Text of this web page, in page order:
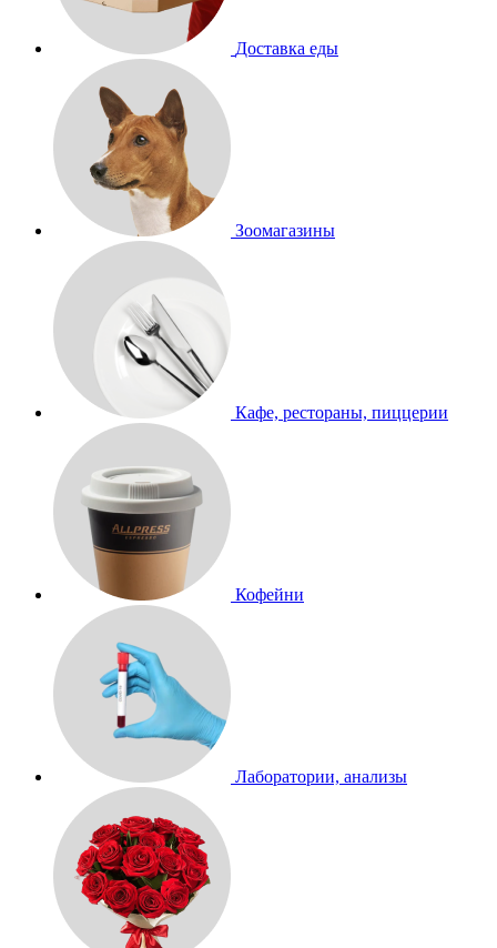
Доставка еды
Зоомагазины
Кафе, рестораны, пиццерии
Кофейни
Лаборатории, анализы